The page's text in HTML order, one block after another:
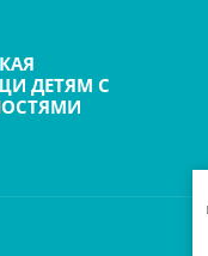
ДЕТЯМ С